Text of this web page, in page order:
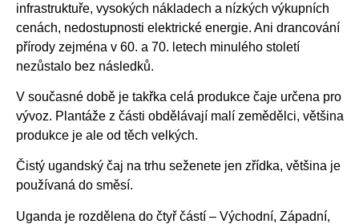
infrastruktuře, vysokých nákladech a nízkých výkupních
cenách, nedostupnosti elektrické energie. Ani drancování
přírody zejména v 60. a 70. letech minulého století
nezůstalo bez následků.
V současné době je takřka celá produkce čaje určena pro
vývoz. Plantáže z části obdělávají malí zemědělci, většina
produkce je ale od těch velkých.
Čistý ugandský čaj na trhu seženete jen zřídka, většina je
používaná do směsí.
Uganda je rozdělena do čtyř částí – Východní, Západní,